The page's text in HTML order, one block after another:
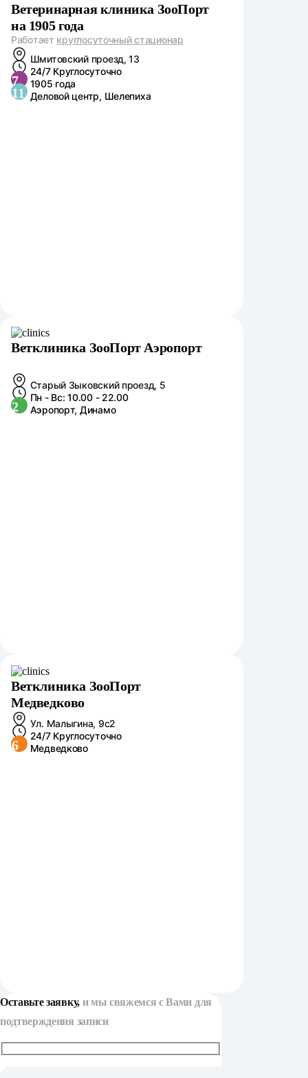
Ветеринарная клиника ЗооПорт
на 1905 года
Работает круглосуточный стационар
Шмитовский проезд, 13
24/7 Круглосуточно
7 1905 года
11 Деловой центр, Шелепиха
Ветклиника ЗооПорт Аэропорт
Старый Зыковский проезд, 5
Пн - Вс: 10.00 - 22.00
2 Аэропорт, Динамо
Ветклиника ЗооПорт
Медведково
Ул. Малыгина, 9с2
24/7 Круглосуточно
6 Медведково
Оставьте заявку, и мы свяжемся с Вами для
подтверждения записи